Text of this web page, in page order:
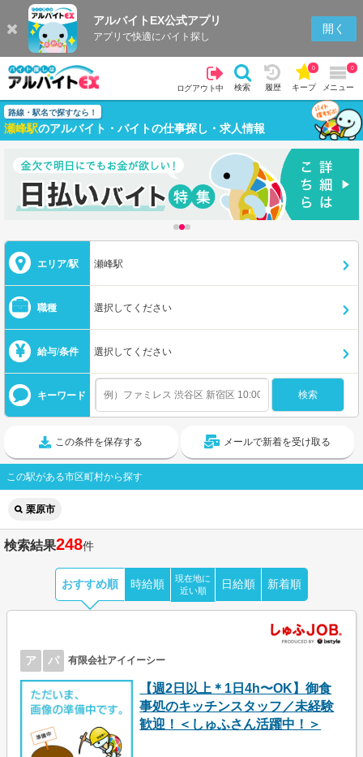
アルバイトEX公式アプリ
アプリで快適にバイト探し
開く
ログアウト中 検索 履歴 キープ
0
メニュー
0
路線・駅名で探すなら！
瀬峰駅のアルバイト・バイトの仕事探し・求人情報
エリア/駅 瀬峰駅
職種 選択してください
給与/条件 選択してください
キーワード
この条件を保存する メールで新着を受け取る
この駅がある市区町村から探す
栗原市
検索結果248件
おすすめ順 時給順
現在地に
近い順
日給順 新着順
ア パ 有限会社アイイーシー
【週2日以上＊1日4h〜OK】御食
事処のキッチンスタッフ／未経験
歓迎！＜しゅふさん活躍中！＞